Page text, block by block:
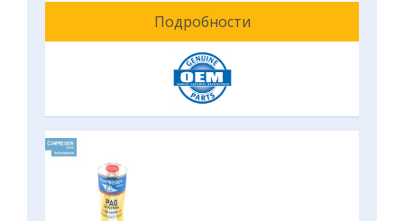
Подробности